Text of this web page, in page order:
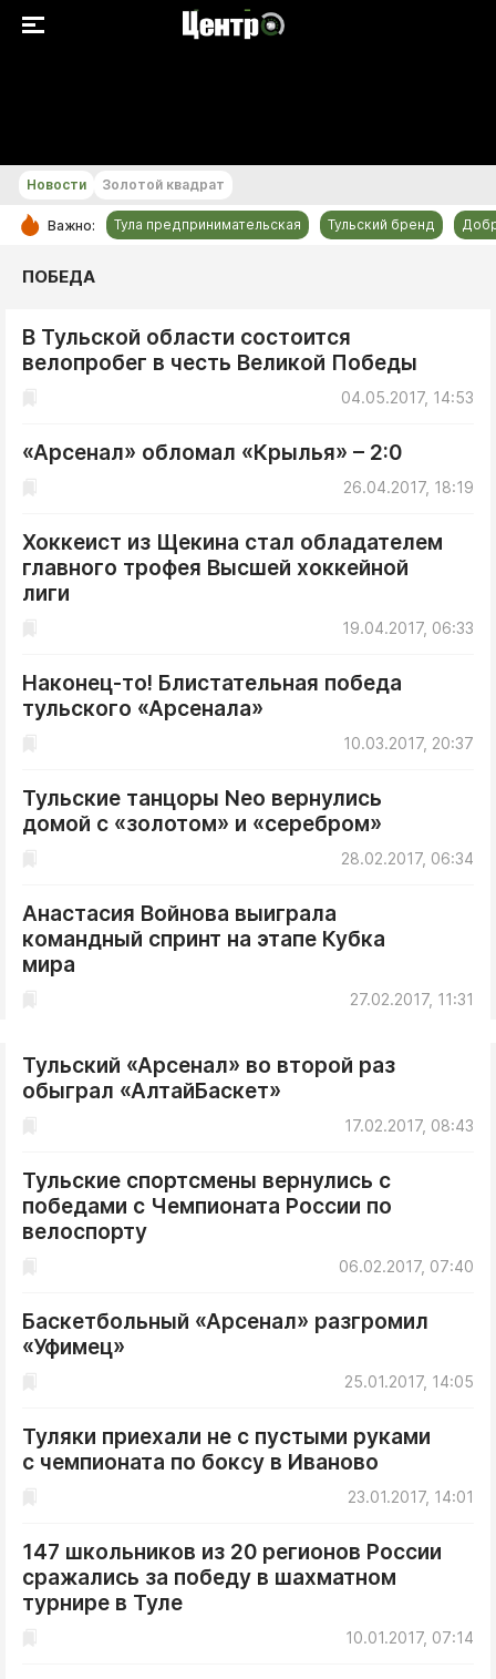
РУБРИКИ
Культура
Происшествия
Тульский бренд
Голодный шпион
Новости Золотой квадрат
Важно: Тула предпринимательская Тульский бренд
ПОБЕДА
В Тульской области состоится
велопробег в честь Великой Победы
04.05.2017, 14:53
«Арсенал» обломал «Крылья» – 2:0
26.04.2017, 18:19
Хоккеист из Щекина стал обладателем
главного трофея Высшей хоккейной
лиги
19.04.2017, 06:33
Наконец-то! Блистательная победа
тульского «Арсенала»
10.03.2017, 20:37
Тульские танцоры Neo вернулись
домой с «золотом» и «серебром»
28.02.2017, 06:34
Анастасия Войнова выиграла
командный спринт на этапе Кубка
мира
27.02.2017, 11:31
Тульский «Арсенал» во второй раз
обыграл «АлтайБаскет»
17.02.2017, 08:43
Тульские спортсмены вернулись с
победами с Чемпионата России по
велоспорту
06.02.2017, 07:40
Баскетбольный «Арсенал» разгромил
«Уфимец»
25.01.2017, 14:05
Туляки приехали не с пустыми руками
с чемпионата по боксу в Иваново
23.01.2017, 14:01
147 школьников из 20 регионов России
сражались за победу в шахматном
турнире в Туле
10.01.2017, 07:14